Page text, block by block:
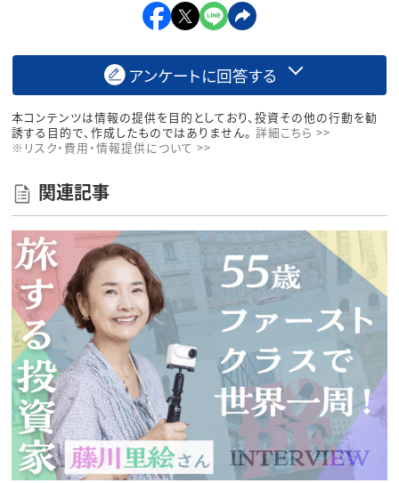
アンケートに回答する
本コンテンツは情報の提供を目的としており、投資その他の行動を勧
誘する目的で、作成したものではありません。 詳細こちら >>
※リスク・費用・情報提供について >>
関連記事